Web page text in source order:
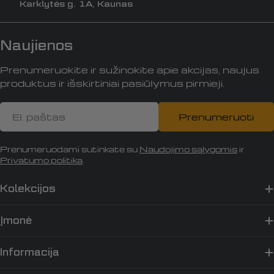
Karklytės g. 1A, Kaunas
Kolekcijos
Įmonė
Informacija
Naujienos
Prenumeruokite ir sužinokite apie akcijas, naujus
produktus ir išskirtiniai pasiūlymus pirmieji.
El.
paštas
Prenumeruoti
Prenumeruodami sutinkate su Naudojimo sąlygomis ir
Privatumo politika